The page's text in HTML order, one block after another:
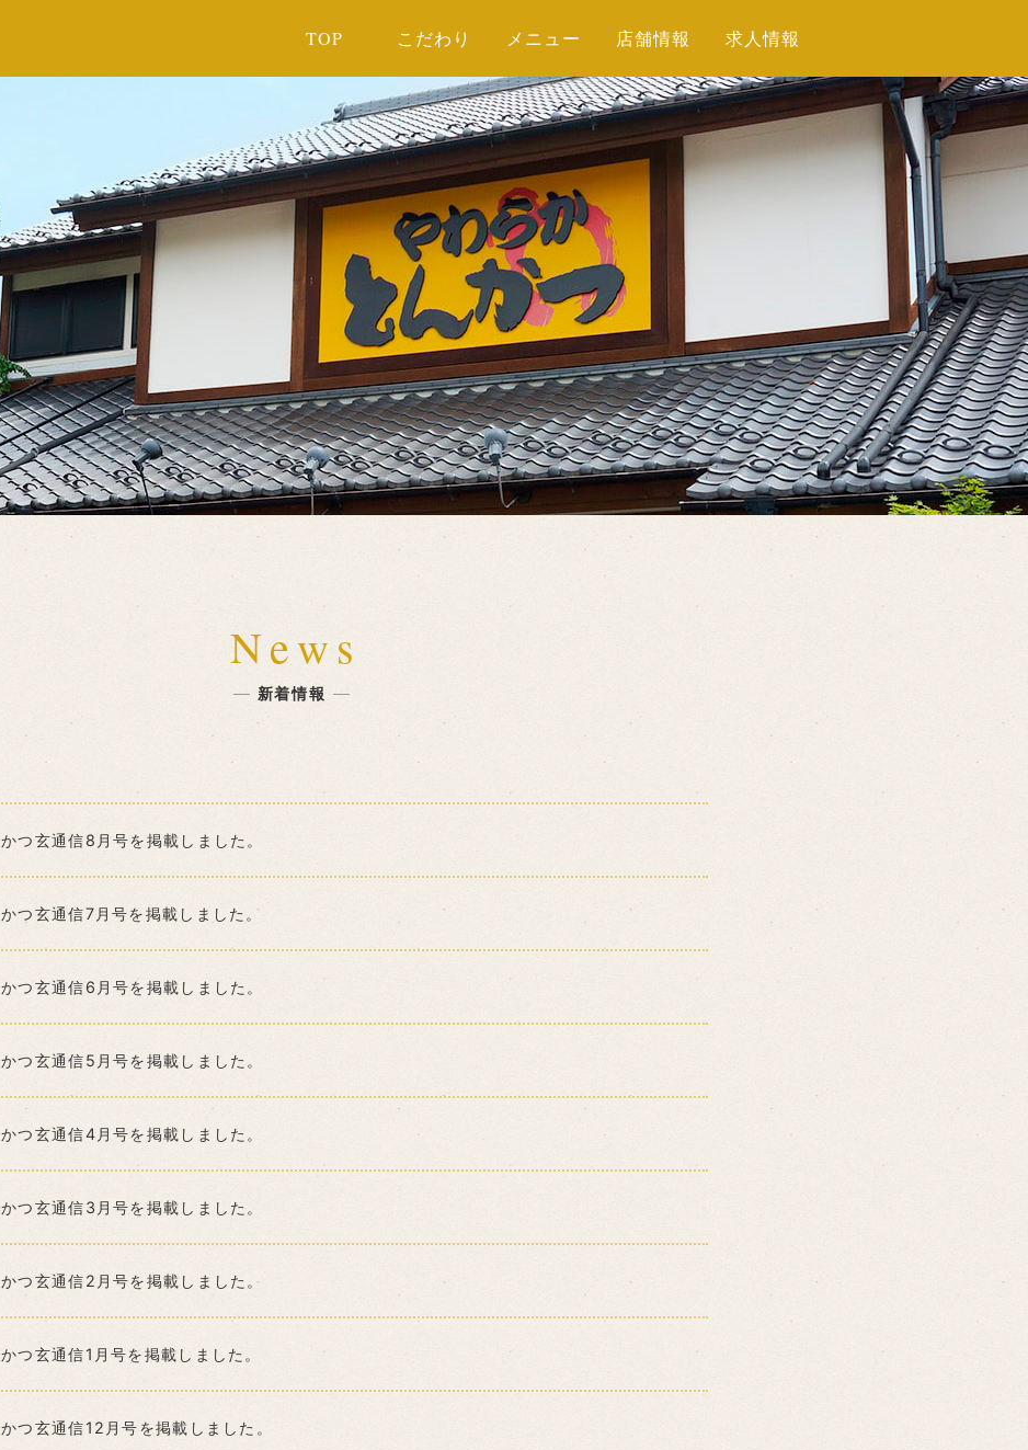
TOP こだわり メニュー 店舗情報 求人情報
News
新着情報
かつ玄通信8月号を掲載しました。
かつ玄通信7月号を掲載しました。
かつ玄通信6月号を掲載しました。
かつ玄通信5月号を掲載しました。
かつ玄通信4月号を掲載しました。
かつ玄通信3月号を掲載しました。
かつ玄通信2月号を掲載しました。
かつ玄通信1月号を掲載しました。
かつ玄通信12月号を掲載しました。